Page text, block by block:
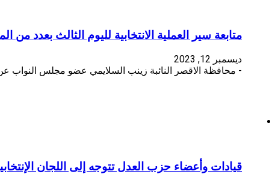
متابعة سير العملية الانتخابية لليوم الثالث بعدد من
ديسمبر 12, 2023
- محافظة الاقصر النائبة زينب السلايمي عضو مجلس النواب
قيادات وأعضاء حزب العدل تتوجه إلى اللجان